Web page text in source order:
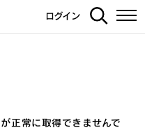
ログイン
正常に取得できませんで